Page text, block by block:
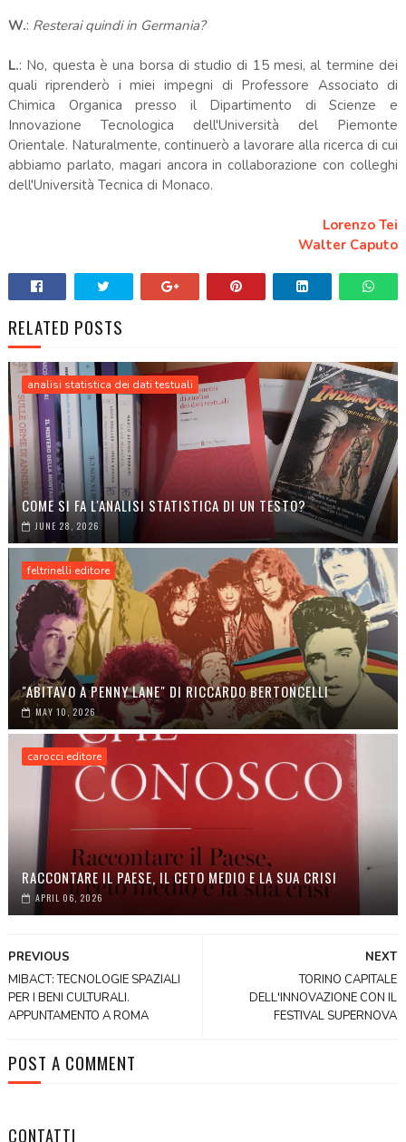
W.: Resterai quindi in Germania?
L.: No, questa è una borsa di studio di 15 mesi, al termine dei
quali riprenderò i miei impegni di Professore Associato di
Chimica Organica presso il Dipartimento di Scienze e
Innovazione Tecnologica dell'Università del Piemonte
Orientale. Naturalmente, continuerò a lavorare alla ricerca di cui
abbiamo parlato, magari ancora in collaborazione con colleghi
dell'Università Tecnica di Monaco.
Lorenzo Tei
Walter Caputo
RELATED POSTS
analisi statistica dei dati testuali
COME SI FA L'ANALISI STATISTICA DI UN TESTO?
JUNE 28, 2026
feltrinelli editore
"ABITAVO A PENNY LANE" DI RICCARDO BERTONCELLI
MAY 10, 2026
carocci editore
RACCONTARE IL PAESE, IL CETO MEDIO E LA SUA CRISI
APRIL 06, 2026
NEXT
TORINO CAPITALE
DELL'INNOVAZIONE CON IL
FESTIVAL SUPERNOVA
PREVIOUS
MIBACT: TECNOLOGIE SPAZIALI
PER I BENI CULTURALI.
APPUNTAMENTO A ROMA
POST A COMMENT
CONTATTI